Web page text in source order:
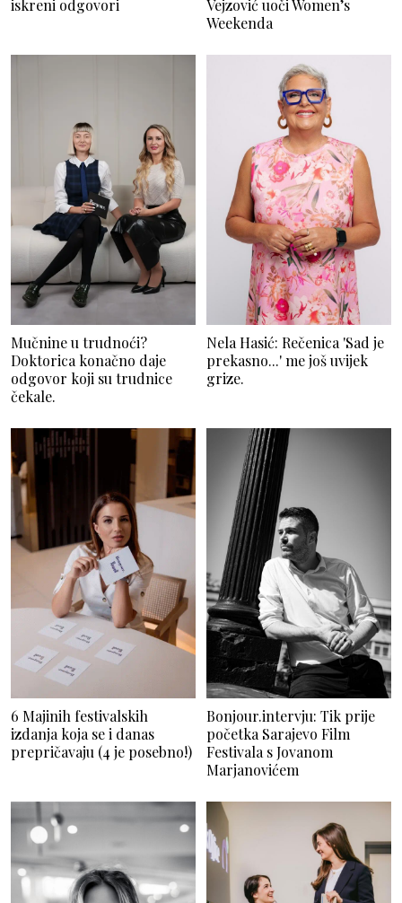
iskreni odgovori
Vejzović uoči Women’s
Weekenda
Mučnine u trudnoći?
Doktorica konačno daje
odgovor koji su trudnice
čekale.
Nela Hasić: Rečenica 'Sad je
prekasno...' me još uvijek
grize.
6 Majinih festivalskih
izdanja koja se i danas
prepričavaju (4 je posebno!)
Bonjour.intervju: Tik prije
početka Sarajevo Film
Festivala s Jovanom
Marjanovićem